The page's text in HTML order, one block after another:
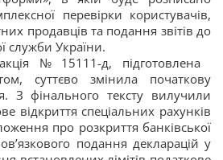
перевірки користувачів,
продавців та подання звітів до
служби України.
№ 15111-д, підготовлена
суттєво змінила початкову
З фінального тексту вилучили
відкриття спеціальних рахунків
про розкриття банківської
подання декларацій у